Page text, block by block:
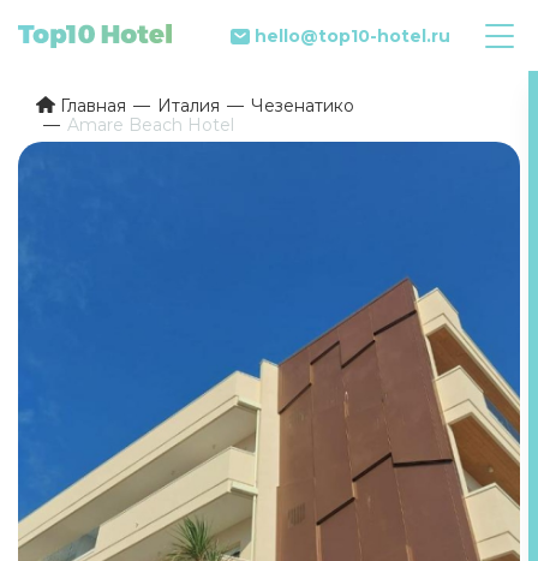
hello@top10-hotel.ru
Главная Италия
Чезенатико
Amare Beach Hotel